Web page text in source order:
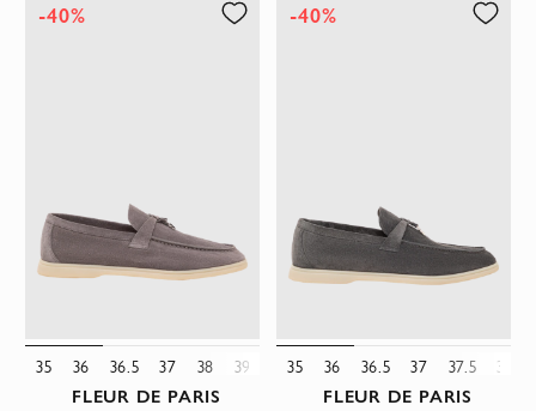
-40%
35 36 36.5 37 38 39 39.5 40 41
FLEUR DE PARIS
-40%
35 36 36.5 37 37.5 38
FLEUR DE PARIS